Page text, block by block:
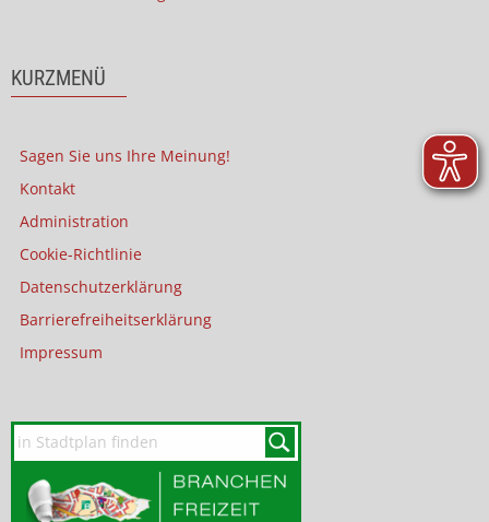
KURZMENÜ
Sagen Sie uns Ihre Meinung!
Kontakt
Administration
Cookie-Richtlinie
Datenschutzerklärung
Barrierefreiheitserklärung
Impressum